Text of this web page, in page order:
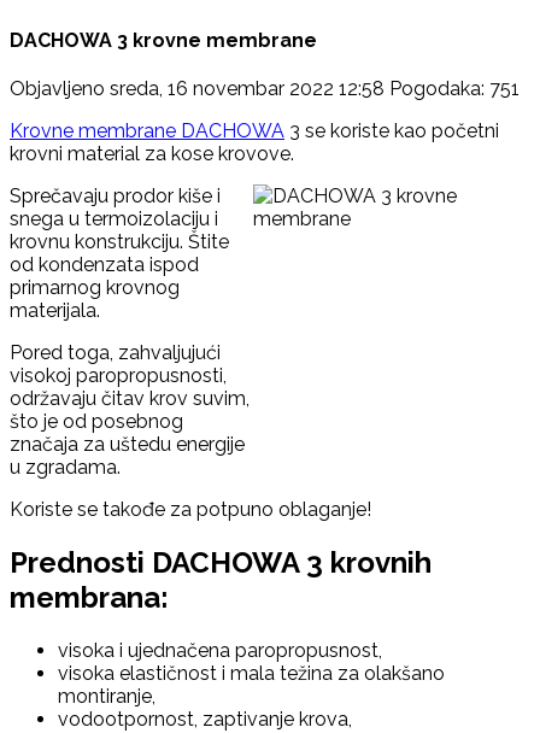
DACHOWA 3 krovne membrane
Objavljeno sreda, 16 novembar 2022 12:58 Pogodaka: 751
Krovne membrane DACHOWA 3 se koriste kao početni
krovni material za kose krovove.
Sprečavaju prodor kiše i
snega u termoizolaciju i
krovnu konstrukciju. Štite
od kondenzata ispod
primarnog krovnog
materijala.
Pored toga, zahvaljujući
visokoj paropropusnosti,
održavaju čitav krov suvim,
što je od posebnog
značaja za uštedu energije
u zgradama.
Koriste se takođe za potpuno oblaganje!
Prednosti DACHOWA 3 krovnih
membrana:
visoka i ujednačena paropropusnost,
visoka elastičnost i mala težina za olakšano
montiranje,
vodootpornost, zaptivanje krova,